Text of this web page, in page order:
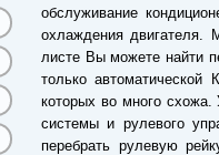
обслуживание
охлаждения
листе Вы можете найти
только
которых во много схожа.
системы и рулевого
перебрать рулевую